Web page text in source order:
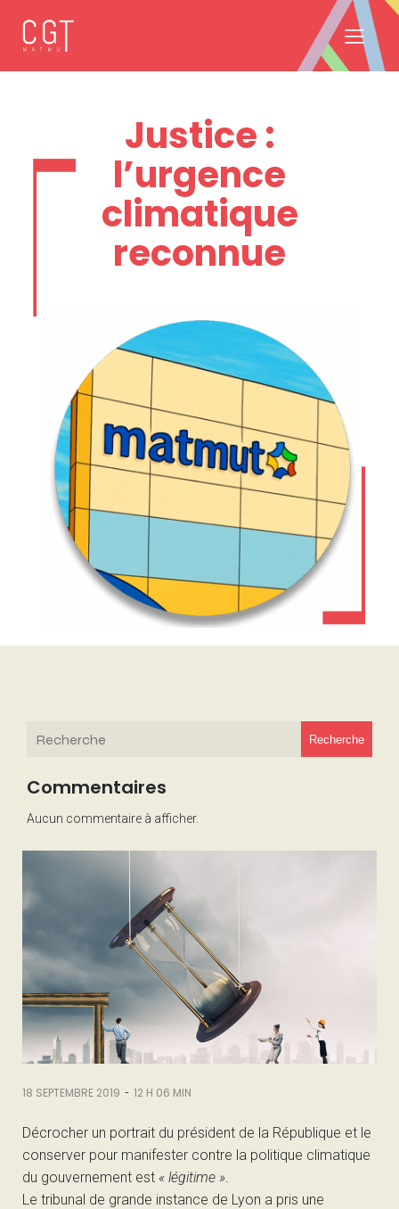
Justice :
l’urgence
climatique
reconnue
Recherche
Commentaires
Aucun commentaire à afficher.
18 SEPTEMBRE 2019 - 12 H 06 MIN
Décrocher un portrait du président de la République et le
conserver pour manifester contre la politique climatique
du gouvernement est « légitime ».
Le tribunal de grande instance de Lyon a pris une